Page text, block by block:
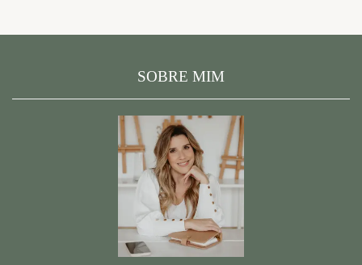
SOBRE MIM